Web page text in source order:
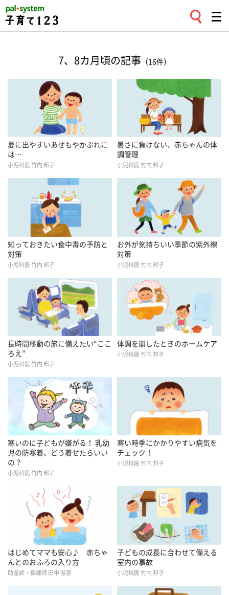
7、8カ月頃の記事 （16件）
夏に出やすいあせもやかぶれに
は…
小児科医 竹内 邦子
暑さに負けない、赤ちゃんの体
調管理
小児科医 竹内 邦子
知っておきたい食中毒の予防と
対策
小児科医 竹内 邦子
お外が気持ちいい季節の紫外線
対策
小児科医 竹内 邦子
長時間移動の旅に備えたい“ここ
ろえ”
小児科医 竹内 邦子
体調を崩したときのホームケア
小児科医 竹内 邦子
寒いのに子どもが嫌がる！ 乳幼
児の防寒着、どう着せたらいい
の？
小児科医 竹内 邦子
寒い時季にかかりやすい病気を
チェック！
小児科医 竹内 邦子
はじめてママも安心♪ 赤ちゃ
んとのおふろの入り方
助産師・保健師 田中 淑恵
子どもの成長に合わせて備える
室内の事故
小児科医 竹内 邦子